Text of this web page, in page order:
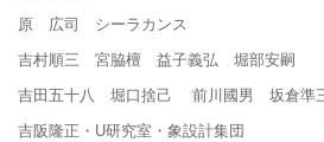
原 広司 シーラカンス
吉村順三 宮脇檀 益子義弘 堀部安嗣
吉田五十八 堀口捨己 前川國男 坂倉
吉阪隆正・U研究室・象設計集団